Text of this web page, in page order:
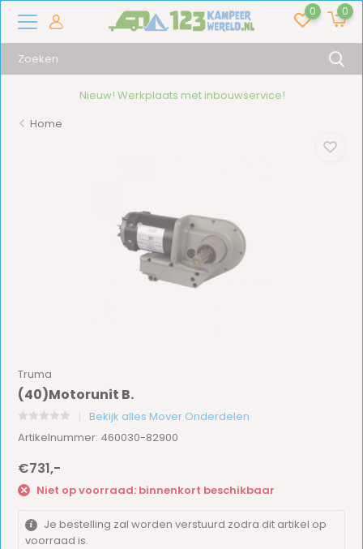
0 0
Nieuw! Werkplaats met inbouwservice!
Home
Truma
(40)Motorunit B.
Bekijk alles Mover Onderdelen
Artikelnummer: 460030-82900
€731,-
Niet op voorraad: binnenkort beschikbaar
Je bestelling zal worden verstuurd zodra dit artikel op
voorraad is.